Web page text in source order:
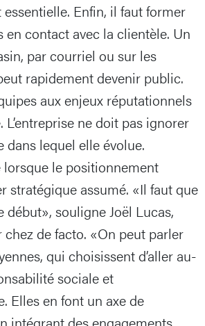
Enfin, il faut former
en contact avec la clientèle. Un
par courriel ou sur les
rapidement devenir public.
aux enjeux réputationnels
ne doit pas ignorer
lequel elle évolue.
lorsque le positionnement
stratégique assumé. «Il faut que
début», souligne Joël Lucas,
de facto. «On peut parler
qui choisissent d’aller au-
sociale et
Elles en font un axe de